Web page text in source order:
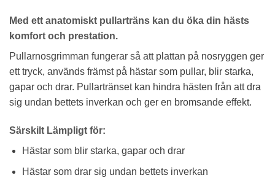
Med ett anatomiskt pullarträns kan du öka din hästs
komfort och prestation.
Pullarnosgrimman fungerar så att plattan på nosryggen ger
ett tryck, används främst på hästar som pullar, blir starka,
gapar och drar. Pullartränset kan hindra hästen från att dra
sig undan bettets inverkan och ger en bromsande effekt.
Särskilt Lämpligt för:
Hästar som blir starka, gapar och drar
Hästar som drar sig undan bettets inverkan